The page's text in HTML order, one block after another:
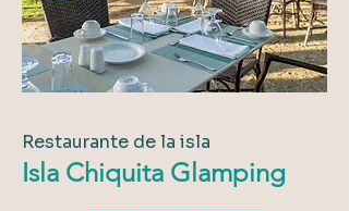
Restaurante de la isla
Isla Chiquita Glamping